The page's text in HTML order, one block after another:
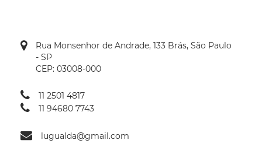
Rua Monsenhor de Andrade, 133 Brás, São Paulo
- SP
CEP: 03008-000
11 2501 4817
11 94680 7743
lugualda@gmail.com